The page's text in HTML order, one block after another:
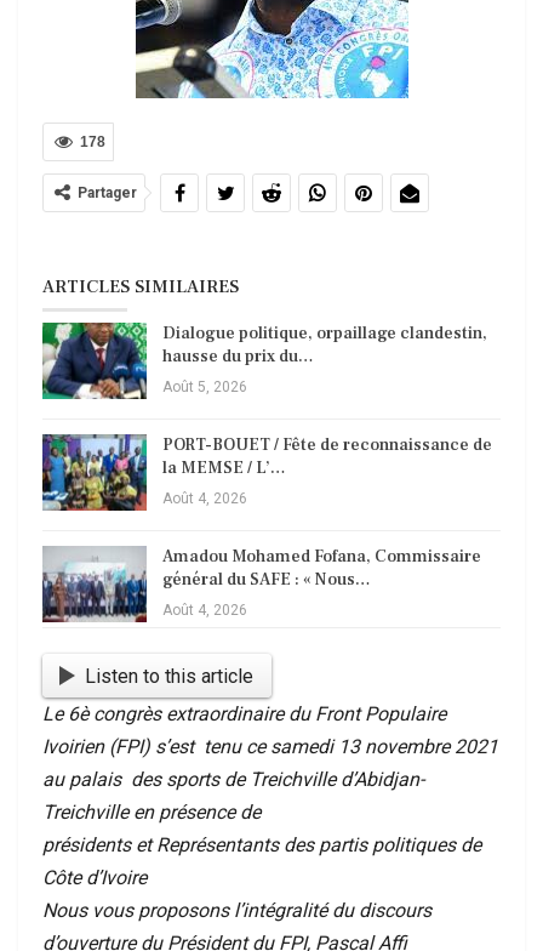
178
Partager
ARTICLES SIMILAIRES
Dialogue politique, orpaillage clandestin,
hausse du prix du…
Août 5, 2026
PORT-BOUET / Fête de reconnaissance de
la MEMSE / L’…
Août 4, 2026
Amadou Mohamed Fofana, Commissaire
général du SAFE : « Nous…
Août 4, 2026
Listen to this article
Le 6è congrès extraordinaire du Front Populaire
Ivoirien (FPI) s’est tenu ce samedi 13 novembre 2021
au palais des sports de Treichville d’Abidjan-
Treichville en présence de
présidents et Représentants des partis politiques de
Côte d’Ivoire
Nous vous proposons l’intégralité du discours
d’ouverture du Président du FPI, Pascal Affi